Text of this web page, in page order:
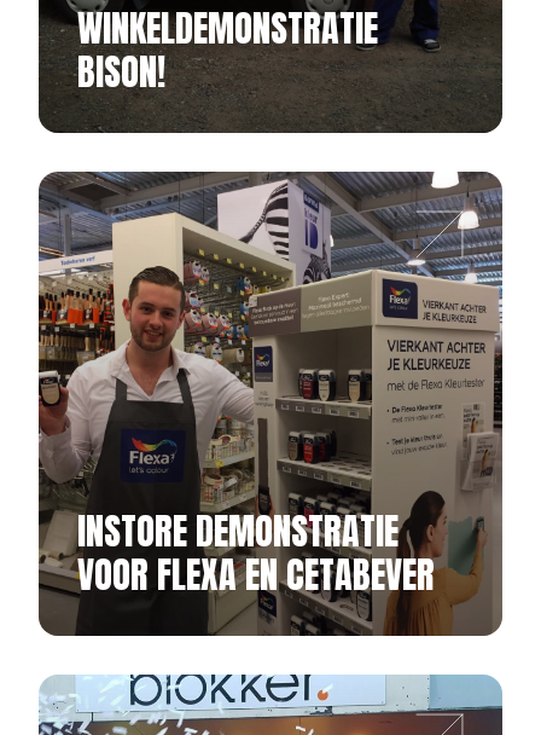
WINKELDEMONSTRATIE
BISON!
INSTORE DEMONSTRATIE
VOOR FLEXA EN CETABEVER